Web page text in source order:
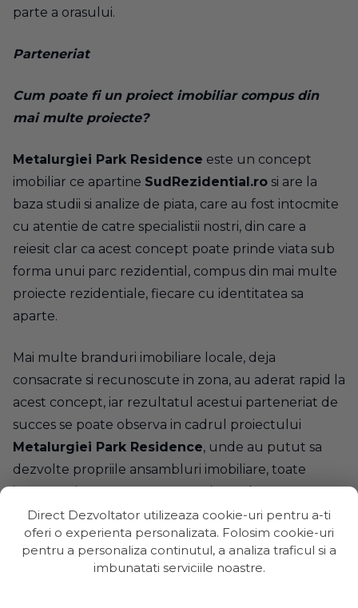
parte a orasului.
Parteneriat
Cum poate fi un proiect imobiliar compus din
mai multe proiecte?
Metalurgiei Park Residence este un concept
imobiliar ce apartine SudRezidential.ro si are la
baza studii si analize de piata, care au fost intocmite
cu atentie de catre specialistii nostri, din care a
reiesit clar ca acest concept poate prinde viata sub
forma unui parc rezidential, compus din mai multe
proiecte rezidentiale, fiecare cu identitatea sa
aparte.
Mai multe branduri imobiliare locale, deja
consacrate si recunoscute in zona, au aderat rapid la
acest concept, iar rezultatul acestui parteneriat de
succes se poate observa in cadrul proiectului
Metalurgiei Park Residence, unde au putut sa
dezvolte propriile ansambluri imobiliare, toate
Rezidential Metalurgiei.
Diversitate
Direct Dezvoltator utilizeaza cookie-uri pentru a-ti
oferi o experienta personalizata. Folosim cookie-uri
pentru a personaliza continutul, a analiza traficul si a
imbunatati serviciile noastre.